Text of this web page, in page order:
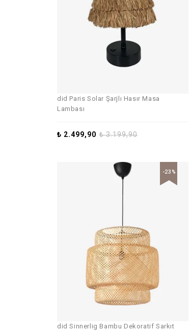
did Paris Solar Şarjlı Hasır Masa
Lambası
₺3.199,90
₺ 2.499,90
-23%
did Sinnerlig Bambu Dekoratif Sarkıt